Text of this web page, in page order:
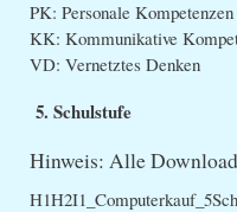
PK: Personale Kompetenzen
KK: Kommunikative
VD: Vernetztes Denken
5. Schulstufe
Hinweis: Alle